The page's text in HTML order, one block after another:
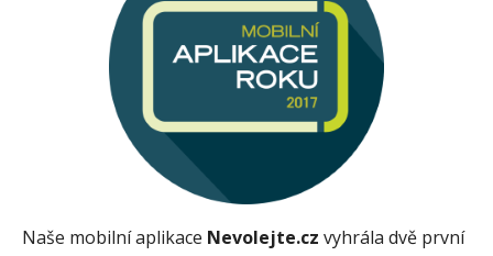
Naše mobilní aplikace Nevolejte.cz vyhrála dvě první